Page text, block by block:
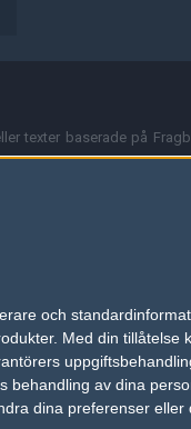
och
Med din tillåtelse
behandling av dina
dina preferenser eller
texter baserade på
nödvändigtvis med
email till
Cookies
din webbläsares
som trädde i kraft 25 juli